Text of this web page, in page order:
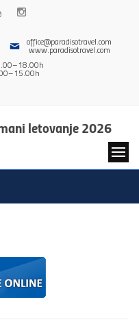
office@paradisotravel.com
www.paradisotravel.com
letovanje 2026